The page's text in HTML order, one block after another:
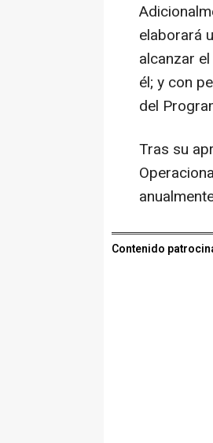
elaborará
alcanzar
él; y con
del
Tras su
Contenido